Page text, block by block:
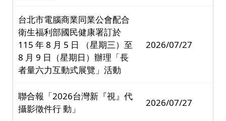
台北市電腦商業同業公會配合
衛生福利部國民健康署訂於
115 年 8 月 5 日 （星期三）至
8 月 9 日（星期日）辦理「長
者量六力互動式展覽」活動
2026/07/27
聯合報「2026台灣新『視』代
攝影徵件行 動」
2026/07/27